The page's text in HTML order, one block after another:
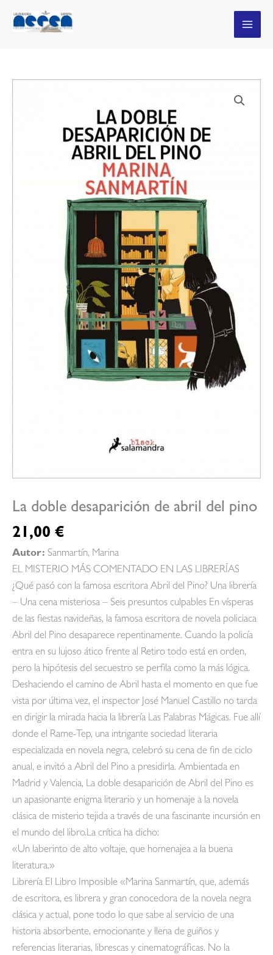
La doble desaparición de abril del pino
21,00 €
Autor: Sanmartín, Marina
EL MISTERIO MÁS COMENTADO EN LAS LIBRERÍAS
¿Qué pasó con la famosa escritora Abril del Pino? Una librería
– Una cena misteriosa – Seis presuntos culpables En vísperas
de las fiestas navideñas, la famosa escritora de novela policiaca
Abril del Pino desaparece repentinamente. Cuando la policía
entra en su lujoso ático frente al Retiro todo está en orden,
pero la hipótesis del secuestro se perfila como la más lógica.
Deshaciendo el camino de Abril hasta el momento en que fue
vista por última vez, el inspector José Manuel Castillo no tarda
en dirigir la mirada hacia la librería Las Palabras Mágicas. Fue allí
donde el Rame-Tep, una intrigante sociedad literaria
especializada en novela negra, celebró su cena de fin de ciclo
anual, e invitó a Abril del Pino a presidirla. Ambientada en
Madrid y Valencia, La doble desaparición de Abril del Pino es
un apasionante enigma literario y un homenaje a la novela
clásica de misterio tejida a través de una fascinante incursión en
el mundo del libro.La crítica ha dicho:
«Un laberinto de alto voltaje, que homenajea a la buena
literatura.»
Librería El Libro Imposible «Marina Sanmartín, que, además
de escritora, es librera y gran conocedora de la novela negra
clásica y actual, pone todo lo que sabe al servicio de una
historia absorbente, emocionante y llena de guiños y
referencias literarias, librescas y cinematográficas. No la
desaparición
de